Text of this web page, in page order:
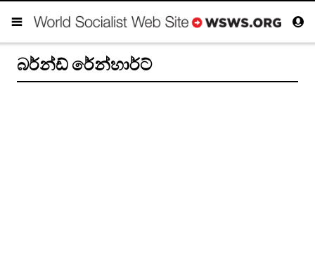
බර්න්ඩ් රේන්හාර්ට්